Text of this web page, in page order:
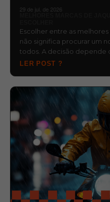
29 de jul. de 2026
Escolher entre as
não significa procurar um
todos. A decisão depende
LER POST ?